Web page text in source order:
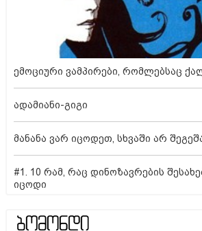
ემოციური ვამპირები, რომლებსაც
ადამიანი-გიგი
მანანა ვარ იცოდეთ, სხვაში არ
#1. 10 რამ, რაც დინოზავრების
იცოდი